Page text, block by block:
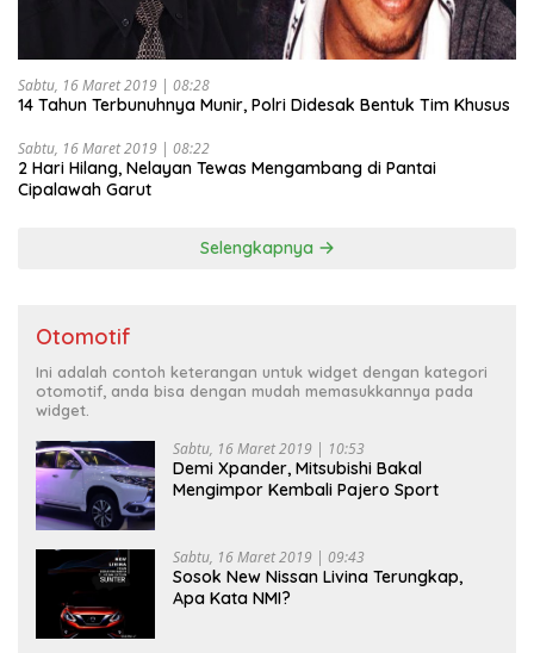
Sabtu, 16 Maret 2019 | 08:28
14 Tahun Terbunuhnya Munir, Polri Didesak Bentuk Tim Khusus
Sabtu, 16 Maret 2019 | 08:22
2 Hari Hilang, Nelayan Tewas Mengambang di Pantai
Cipalawah Garut
Selengkapnya
Otomotif
Ini adalah contoh keterangan untuk widget dengan kategori
otomotif, anda bisa dengan mudah memasukkannya pada
widget.
Sabtu, 16 Maret 2019 | 10:53
Demi Xpander, Mitsubishi Bakal
Mengimpor Kembali Pajero Sport
Sabtu, 16 Maret 2019 | 09:43
Sosok New Nissan Livina Terungkap,
Apa Kata NMI?